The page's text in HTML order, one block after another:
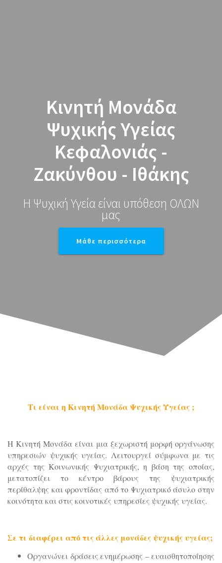
Κινητή Μονάδα
Ψυχικής Υγείας
Κεφαλονιάς -
Ζακύνθου - Ιθάκης
Η Ψυχική Υγεία είναι υπόθεση ΟΛΩΝ
μας
Μάθε περισσότερα
Τι είναι η Κινητή Μονάδα Ψυχικής Υγείας ;
Η Κινητή Μονάδα είναι μια ξεχωριστή μορφή οργάνωσης
υπηρεσιών ψυχικής υγείας. Λειτουργεί σύμφωνα με τις
αρχές της Κοινωνικής Ψυχιατρικής, η βάση της οποίας,
μετατοπίζει το κέντρο βάρους της ψυχιατρικής
περίθαλψης και φροντίδας από το Ψυχιατρικό άσυλο στην
κοινότητα και στις κοινοτικές υπηρεσίες ψυχικής υγείας.
Σε τι διαφέρει από τις άλλες μονάδες ψυχικής υγείας;
Οργανώνει δράσεις ενημέρωσης – ευαισθητοποίησης